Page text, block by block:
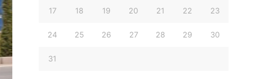
17 18 19 20 21 22 23
24 25 26 27 28 29 30
31